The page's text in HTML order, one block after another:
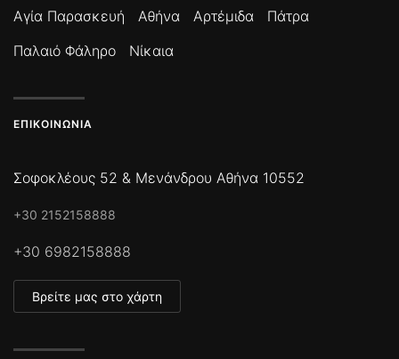
Αγία Παρασκευή
Αθήνα Αρτέμιδα
Πάτρα
Παλαιό Φάληρο
Νίκαια
ΕΠΙΚΟΙΝΩΝΊΑ
Σοφοκλέους 52 & Μενάνδρου Αθήνα 10552
+30 2152158888
+30 6982158888
Βρείτε μας στο χάρτη